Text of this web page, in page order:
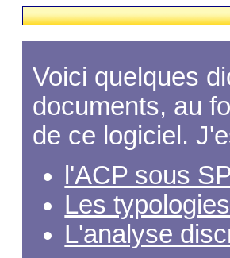
Voici quelques
documents, au
de ce logiciel.
l'ACP sous
Les
L'analyse